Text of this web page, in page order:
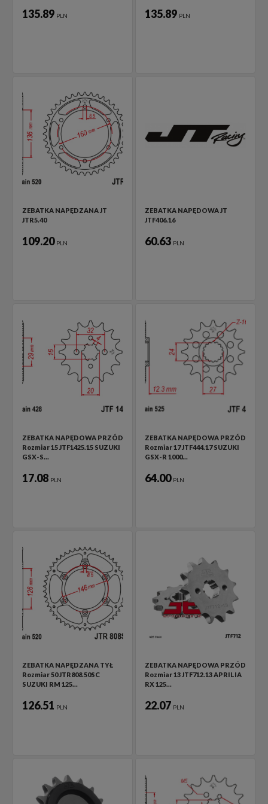
135.89 PLN 135.89 PLN
ZEBATKA NAPĘDZANA JT
JTR5.40
109.20 PLN
ZEBATKA NAPĘDOWA JT
JTF406.16
60.63 PLN
ZEBATKA NAPĘDOWA PRZÓD
Rozmiar 15 JTF1425.15 SUZUKI
GSX-S…
17.08 PLN
ZEBATKA NAPĘDOWA PRZÓD
Rozmiar 17 JTF444.17 SUZUKI
GSX-R 1000…
64.00 PLN
ZEBATKA NAPĘDZANA TYŁ
Rozmiar 50 JTR808.50SC
SUZUKI RM 125…
126.51 PLN
ZEBATKA NAPĘDOWA PRZÓD
Rozmiar 13 JTF712.13 APRILIA
RX 125…
22.07 PLN